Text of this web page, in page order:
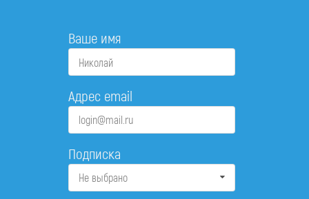
Ваше имя
Адрес email
Подписка
Не выбрано